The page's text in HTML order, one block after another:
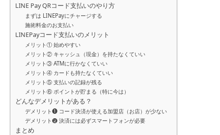
LINE Pay QRコード支払いのやり方
まずは LINEPayにチャージする
施術料金のお支払い
LINEPayコード支払いのメリット
メリット① 始めやすい
メリット② キャッシュ（現金）を持たなくていい
メリット③ ATMに行かなくていい
メリット④ カードも持たなくていい
メリット⑤ 支払いの記録が残る
メリット⑥ ポイントが貯まる（特に今は）
どんなデメリットがある？
デメリット❶ コード決済が使える加盟店（お店）が少ない
デメリット❷ 決済には必ずスマートフォンが必要
まとめ